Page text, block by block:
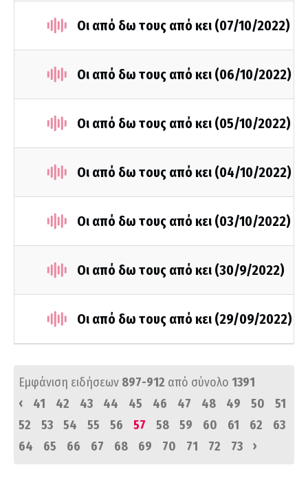
Οι από δω τους από κει (07/10/2022)
Οι από δω τους από κει (06/10/2022)
Οι από δω τους από κει (05/10/2022)
Οι από δω τους από κει (04/10/2022)
Οι από δω τους από κει (03/10/2022)
Οι από δω τους από κει (30/9/2022)
Οι από δω τους από κει (29/09/2022)
Εμφάνιση ειδήσεων 897-912 από σύνολο 1391
‹
41 42 43 44 45 46 47 48 49 50
51
52
53 54 55 56 57 58 59 60 61 62
63
64
65 66 67 68 69 70 71 72 73 ›